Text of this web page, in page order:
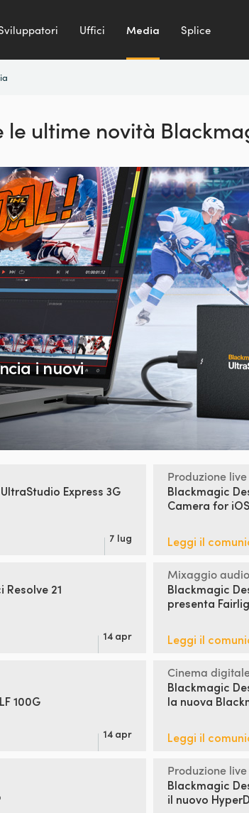
Uffici Media Splice
le ultime novità
i nuovi
UltraStudio Express 3G
7 lug
Produzione live
Blackmagic
Camera for
Leggi il
Resolve 21
14 apr
Mixaggio
Blackmagic
presenta
Leggi il
100G
14 apr
Cinema
Blackmagic
la nuova
Leggi il
Produzione live
Blackmagic
il nuovo